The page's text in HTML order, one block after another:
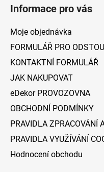
Informace pro vás
Moje objednávka
FORMULÁŘ PRO
KONTAKTNÍ FORMULÁŘ
JAK NAKUPOVAT
eDekor PROVOZOVNA
OBCHODNÍ PODMÍNKY
PRAVIDLA ZPRACOVÁNÍ
PRAVIDLA VYUŽÍVÁNÍ
Hodnocení obchodu